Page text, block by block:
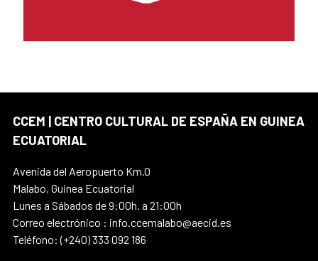
CCEM | CENTRO CULTURAL DE ESPAÑA EN GUINEA
ECUATORIAL
Avenida del Aeropuerto Km.0
Malabo, Guinea Ecuatorial
Lunes a Sábados de 9:00h. a 21:00h
Correo electrónico : info.ccemalabo@aecid.es
Teléfono: (+240) 333 092 186